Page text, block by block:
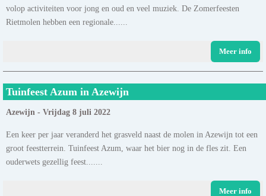
volop activiteiten voor jong en oud en veel muziek. De Zomerfeesten
Rietmolen hebben een regionale......
Meer info
Tuinfeest Azum in Azewijn
Azewijn - Vrijdag 8 juli 2022
Een keer per jaar veranderd het grasveld naast de molen in Azewijn tot een
groot feestterrein. Tuinfeest Azum, waar het bier nog in de fles zit. Een
ouderwets gezellig feest.......
Meer info